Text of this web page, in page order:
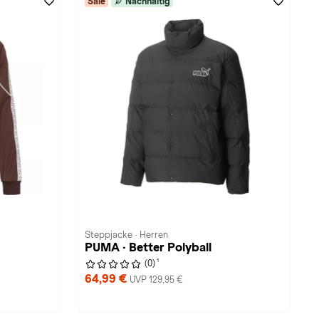
Steppjacke · Herren
PUMA · Better Polyball
(0) 1
64,99 € UVP 129,95 €